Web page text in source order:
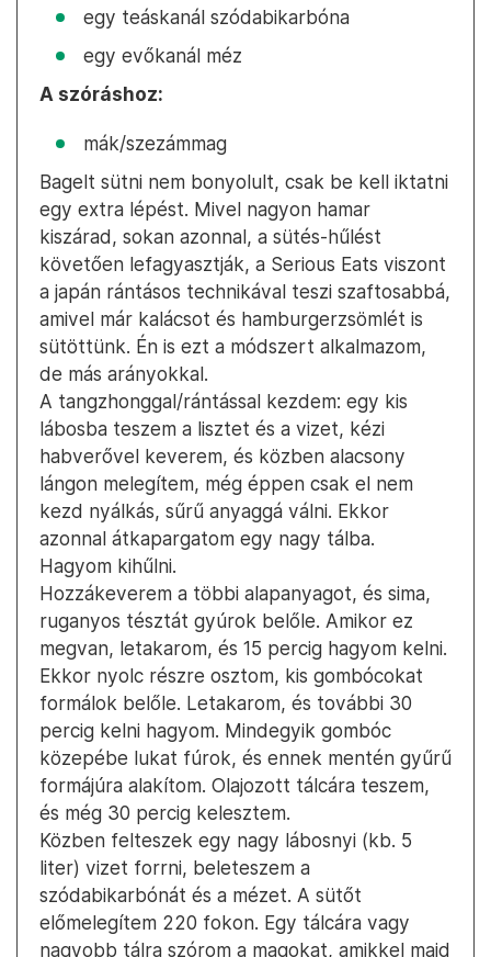
egy teáskanál szódabikarbóna
egy evőkanál méz
A szóráshoz:
mák/szezámmag
Bagelt sütni nem bonyolult, csak be kell iktatni
egy extra lépést. Mivel nagyon hamar
kiszárad, sokan azonnal, a sütés-hűlést
követően lefagyasztják, a Serious Eats viszont
a japán rántásos technikával teszi szaftosabbá,
amivel már kalácsot és hamburgerzsömlét is
sütöttünk. Én is ezt a módszert alkalmazom,
de más arányokkal.
A tangzhonggal/rántással kezdem: egy kis
lábosba teszem a lisztet és a vizet, kézi
habverővel keverem, és közben alacsony
lángon melegítem, még éppen csak el nem
kezd nyálkás, sűrű anyaggá válni. Ekkor
azonnal átkapargatom egy nagy tálba.
Hagyom kihűlni.
Hozzákeverem a többi alapanyagot, és sima,
ruganyos tésztát gyúrok belőle. Amikor ez
megvan, letakarom, és 15 percig hagyom kelni.
Ekkor nyolc részre osztom, kis gombócokat
formálok belőle. Letakarom, és további 30
percig kelni hagyom. Mindegyik gombóc
közepébe lukat fúrok, és ennek mentén gyűrű
formájúra alakítom. Olajozott tálcára teszem,
és még 30 percig kelesztem.
Közben felteszek egy nagy lábosnyi (kb. 5
liter) vizet forrni, beleteszem a
szódabikarbónát és a mézet. A sütőt
előmelegítem 220 fokon. Egy tálcára vagy
nagyobb tálra szórom a magokat, amikkel majd